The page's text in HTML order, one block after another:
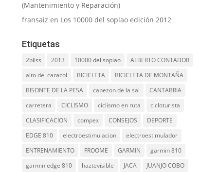
(Mantenimiento y Reparación)
fransaiz en Los 10000 del soplao edición 2012
Etiquetas
2bliss 2013 10000 del soplao
ALBERTO CONTADOR
alto del caracol
BICICLETA
BICICLETA DE MONTAÑA
BISONTE DE LA PESA
cabezon de la sal
CANTABRIA
carretera
CICLISMO ciclismo en ruta
cicloturista
CLASIFICACION
compex CONSEJOS
DEPORTE
EDGE 810
electroestimulacion
electroestimulador
ENTRENAMIENTO
FROOME GARMIN
garmin 810
garmin edge 810
haztevisible JACA JUANJO COBO